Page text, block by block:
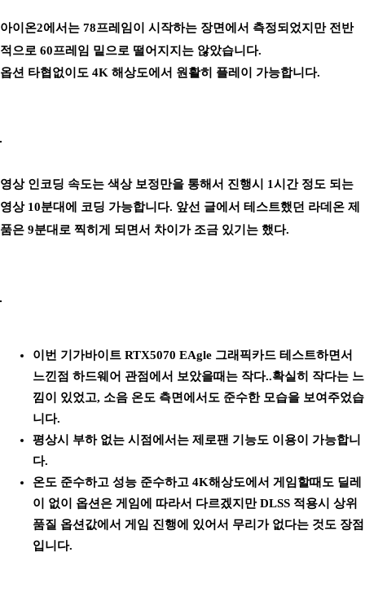
아이온2에서는 78프레임이 시작하는 장면에서 측정되었지만 전반
적으로 60프레임 밑으로 떨어지지는 않았습니다.
옵션 타협없이도 4K 해상도에서 원활히 플레이 가능합니다.
영상 인코딩 속도는 색상 보정만을 통해서 진행시 1시간 정도 되는
영상 10분대에 코딩 가능합니다. 앞선 글에서 테스트했던 라데온 제
품은 9분대로 찍히게 되면서 차이가 조금 있기는 했다.
이번 기가바이트 RTX5070 EAgle 그래픽카드 테스트하면서
느낀점 하드웨어 관점에서 보았을때는 작다..확실히 작다는 느
낌이 있었고, 소음 온도 측면에서도 준수한 모습을 보여주었습
니다.
평상시 부하 없는 시점에서는 제로팬 기능도 이용이 가능합니
다.
온도 준수하고 성능 준수하고 4K해상도에서 게임할때도 딜레
이 없이 옵션은 게임에 따라서 다르겠지만 DLSS 적용시 상위
품질 옵션값에서 게임 진행에 있어서 무리가 없다는 것도 장점
입니다.